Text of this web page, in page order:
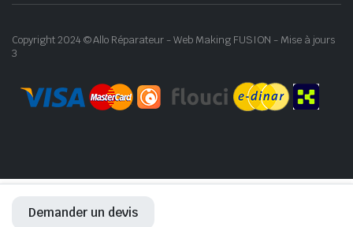
Demander un devis
Copyright 2024 © Allo Réparateur - Web Making FUSION - Mise à jours
3